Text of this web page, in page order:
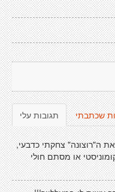
תגובות עלי שכתבתי
ה"רוצונה" צחקתי כדבעי,
או מסתם חולי